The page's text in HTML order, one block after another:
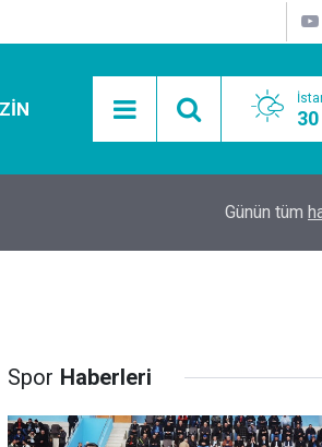
30
Mobil Araçlarla
Günün tüm
Spor Haberleri